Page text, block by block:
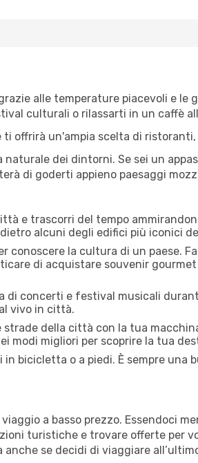
alle temperature piacevoli e le
culturali o rilassarti in un caffè
offrirà un'ampia scelta di
dei dintorni. Se sei un
di goderti appieno paesaggi
e trascorri del tempo
alcuni degli edifici più iconici
conoscere la cultura di un paese.
di acquistare souvenir
di concerti e festival musicali
vivo in città.
strade della città con la tua
modi migliori per scoprire la tua
bicicletta o a piedi. È sempre una
a basso prezzo. Essendoci
turistiche e trovare offerte per
se decidi di viaggiare